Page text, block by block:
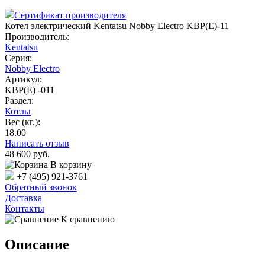
Сертификат производителя
Котел электрический Kentatsu Nobby Electro KBP(E)-11
Производитель:
Kentatsu
Серия:
Nobby Electro
Артикул:
KBP(E) -011
Раздел:
Котлы
Вес (кг.):
18.00
Написать отзыв
48 600 руб.
В корзину
+7 (495) 921-3761
Обратный звонок
Доставка
Контакты
К сравнению
Описание